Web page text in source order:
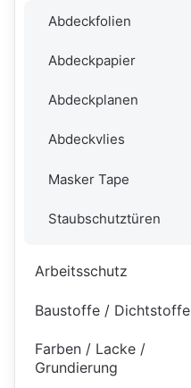
Abdeckfolien
Abdeckpapier
Abdeckplanen
Abdeckvlies
Masker Tape
Staubschutztüren
Arbeitsschutz
Baustoffe / Dichtstoffe
Farben / Lacke /
Grundierung